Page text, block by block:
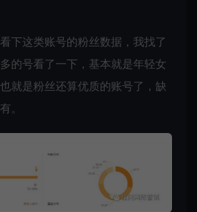
下这类账号的粉丝数据，我找了
的号看了一下，基本就是年轻女
就是粉丝还算优质的账号了，缺
。